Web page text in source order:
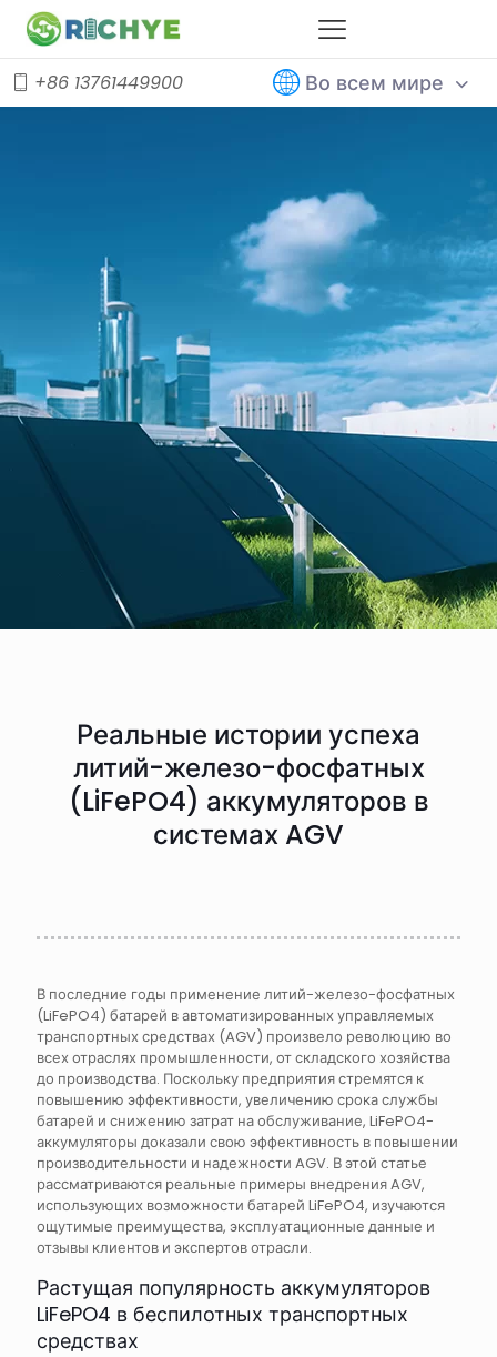
+86 13761449900 Во всем мире
Реальные истории успеха
литий-железо-фосфатных
(LiFePO4) аккумуляторов в
системах AGV
В последние годы применение литий-железо-фосфатных
(LiFePO4) батарей в автоматизированных управляемых
транспортных средствах (AGV) произвело революцию во
всех отраслях промышленности, от складского хозяйства
до производства. Поскольку предприятия стремятся к
повышению эффективности, увеличению срока службы
батарей и снижению затрат на обслуживание, LiFePO4-
аккумуляторы доказали свою эффективность в повышении
производительности и надежности AGV. В этой статье
рассматриваются реальные примеры внедрения AGV,
использующих возможности батарей LiFePO4, изучаются
ощутимые преимущества, эксплуатационные данные и
отзывы клиентов и экспертов отрасли.
Растущая популярность аккумуляторов
LiFePO4 в беспилотных транспортных
средствах